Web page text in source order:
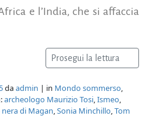
e l’India, che si affaccia
Prosegui la lettura
daadmin | in Mondo sommerso,
archeologo Maurizio Tosi,Ismeo,
nera di Magan,Sonia Minchillo,Tom